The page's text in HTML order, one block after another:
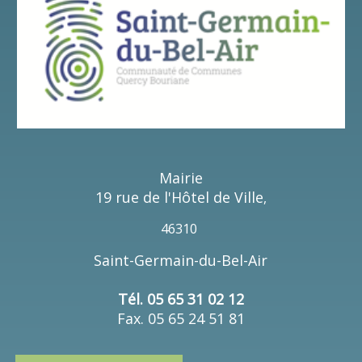
Mairie
19 rue de l'Hôtel de Ville,
46310
Saint-Germain-du-Bel-Air
Tél. 05 65 31 02 12
Fax. 05 65 24 51 81